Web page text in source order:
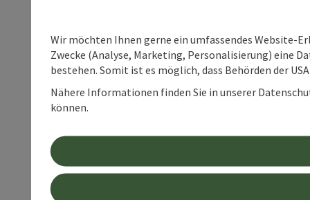
Wir möchten Ihnen gerne ein umfassendes Website-
Zwecke (Analyse, Marketing, Personalisierung) eine
bestehen. Somit ist es möglich, dass Behörden der
Nähere Informationen finden Sie in unserer
können.